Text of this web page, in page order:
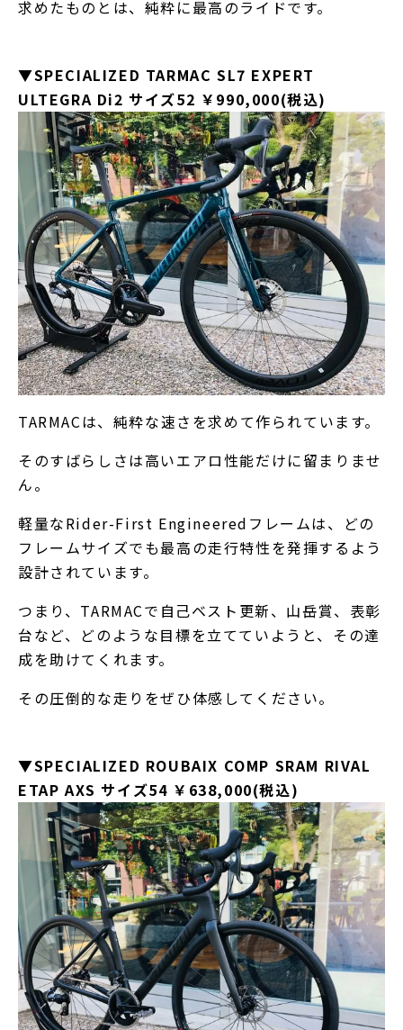
求めたものとは、純粋に最高のライドです。
▼SPECIALIZED TARMAC SL7 EXPERT
ULTEGRA Di2 サイズ52 ￥990,000(税込)
TARMACは、純粋な速さを求めて作られています。
そのすばらしさは高いエアロ性能だけに留まりませ
ん。
軽量なRider-First Engineeredフレームは、どの
フレームサイズでも最高の走行特性を発揮するよう
設計されています。
つまり、TARMACで自己ベスト更新、山岳賞、表彰
台など、どのような目標を立てていようと、その達
成を助けてくれます。
その圧倒的な走りをぜひ体感してください。
▼SPECIALIZED ROUBAIX COMP SRAM RIVAL
ETAP AXS サイズ54 ￥638,000(税込)